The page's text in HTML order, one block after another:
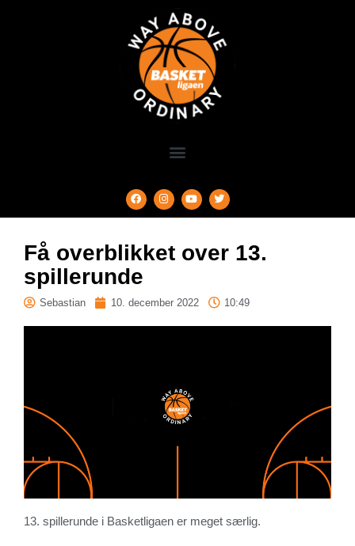
Få overblikket over 13.
spillerunde
Sebastian 10. december 2022 10:49
13. spillerunde i Basketligaen er meget særlig.